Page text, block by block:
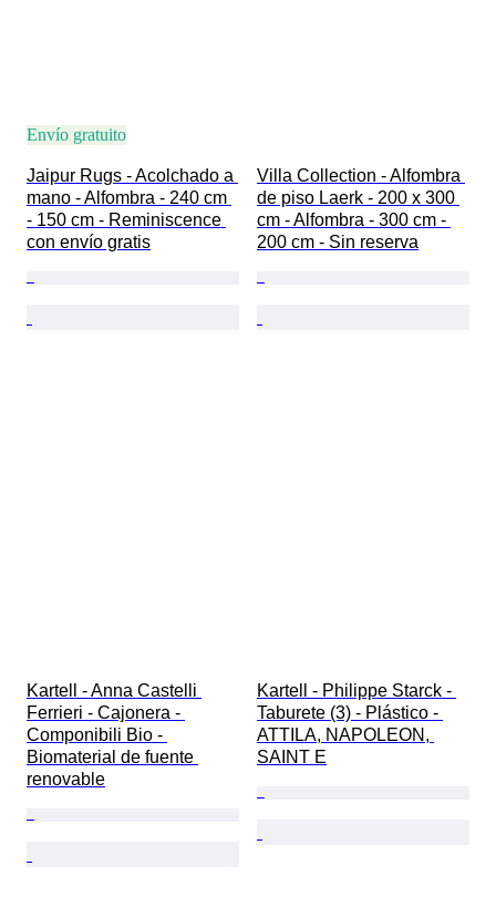
Envío gratuito
Jaipur Rugs - Acolchado a
mano - Alfombra - 240 cm
- 150 cm - Reminiscence
con envío gratis
Villa Collection - Alfombra
de piso Laerk - 200 x 300
cm - Alfombra - 300 cm -
200 cm - Sin reserva
Kartell - Anna Castelli
Ferrieri - Cajonera -
Componibili Bio -
Biomaterial de fuente
renovable
Kartell - Philippe Starck -
Taburete (3) - Plástico -
ATTILA, NAPOLEON,
SAINT E